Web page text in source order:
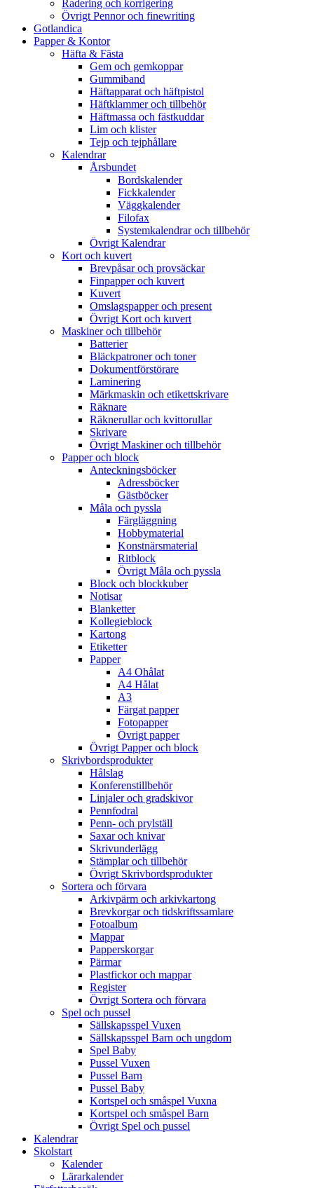
Radering och korrigering
Övrigt Pennor och finewriting
Gotlandica
Papper & Kontor
Häfta & Fästa
Gem och gemkoppar
Gummiband
Häftapparat och häftpistol
Häftklammer och tillbehör
Häftmassa och fästkuddar
Lim och klister
Tejp och tejphållare
Kalendrar
Årsbundet
Bordskalender
Fickkalender
Väggkalender
Filofax
Systemkalendrar och tillbehör
Övrigt Kalendrar
Kort och kuvert
Brevpåsar och provsäckar
Finpapper och kuvert
Kuvert
Omslagspapper och present
Övrigt Kort och kuvert
Maskiner och tillbehör
Batterier
Bläckpatroner och toner
Dokumentförstörare
Laminering
Märkmaskin och etikettskrivare
Räknare
Räknerullar och kvittorullar
Skrivare
Övrigt Maskiner och tillbehör
Papper och block
Anteckningsböcker
Adressböcker
Gästböcker
Måla och pyssla
Färgläggning
Hobbymaterial
Konstnärsmaterial
Ritblock
Övrigt Måla och pyssla
Block och blockkuber
Notisar
Blanketter
Kollegieblock
Kartong
Etiketter
Papper
A4 Ohålat
A4 Hålat
A3
Färgat papper
Fotopapper
Övrigt papper
Övrigt Papper och block
Skrivbordsprodukter
Hålslag
Konferenstillbehör
Linjaler och gradskivor
Pennfodral
Penn- och prylställ
Saxar och knivar
Skrivunderlägg
Stämplar och tillbehör
Övrigt Skrivbordsprodukter
Sortera och förvara
Arkivpärm och arkivkartong
Brevkorgar och tidskriftssamlare
Fotoalbum
Mappar
Papperskorgar
Pärmar
Plastfickor och mappar
Register
Övrigt Sortera och förvara
Spel och pussel
Sällskapsspel Vuxen
Sällskapsspel Barn och ungdom
Spel Baby
Pussel Vuxen
Pussel Barn
Pussel Baby
Kortspel och småspel Vuxna
Kortspel och småspel Barn
Övrigt Spel och pussel
Kalendrar
Skolstart
Kalender
Lärarkalender